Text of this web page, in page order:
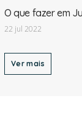
O que fazer em
22 jul 2022
Ver mais